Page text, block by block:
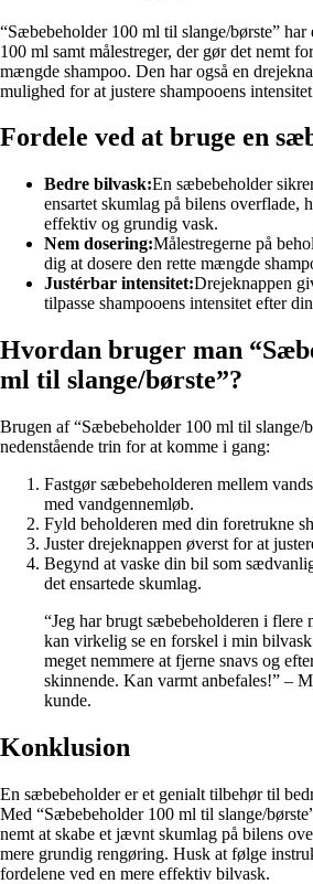
“Sæbebeholder 100 ml til slange/børste” har
100 ml samt målestreger, der gør det nemt
mængde shampoo. Den har også en
mulighed for at justere shampooens
Fordele ved at bruge en
Bedre bilvask:En sæbebeholder
ensartet skumlag på bilens overflade,
effektiv og grundig vask.
Nem dosering:Målestregerne på
dig at dosere den rette mængde
Justérbar intensitet:Drejeknappen
tilpasse shampooens intensitet efter
Hvordan bruger man
ml til slange/børste”?
Brugen af “Sæbebeholder 100 ml til slange/
nedenstående trin for at komme i gang:
Fastgør sæbebeholderen mellem
med vandgennemløb.
Fyld beholderen med din foretrukne
Juster drejeknappen øverst for at
Begynd at vaske din bil som
det ensartede skumlag.
“Jeg har brugt sæbebeholderen i flere
kan virkelig se en forskel i min
meget nemmere at fjerne snavs og
skinnende. Kan varmt anbefales!” –
kunde.
Konklusion
En sæbebeholder er et genialt tilbehør til
Med “Sæbebeholder 100 ml til slange/
nemt at skabe et jævnt skumlag på bilens
mere grundig rengøring. Husk at følge
fordelene ved en mere effektiv bilvask.